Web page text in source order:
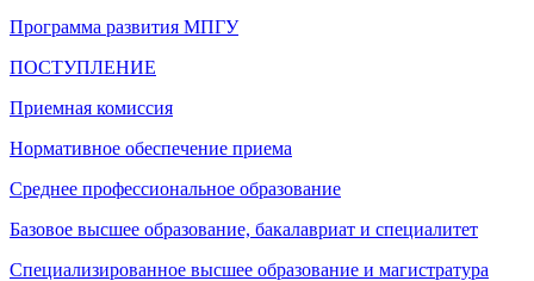
Программа развития МПГУ
ПОСТУПЛЕНИЕ
Приемная комиссия
Нормативное обеспечение приема
Среднее профессиональное образование
Базовое высшее образование, бакалавриат и специалитет
Специализированное высшее образование и магистратура